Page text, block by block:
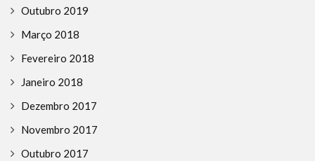
Outubro 2019
Março 2018
Fevereiro 2018
Janeiro 2018
Dezembro 2017
Novembro 2017
Outubro 2017